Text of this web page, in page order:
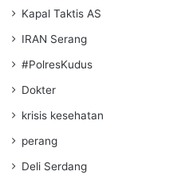
Kapal Taktis AS
IRAN Serang
#PolresKudus
Dokter
krisis kesehatan
perang
Deli Serdang